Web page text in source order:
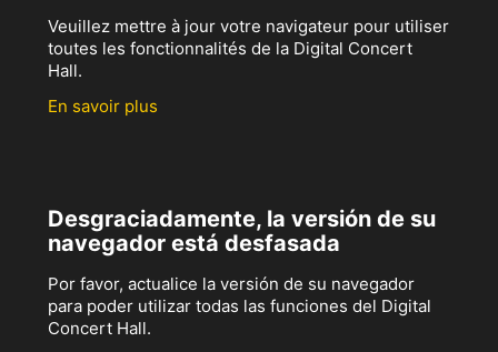
Veuillez mettre à jour votre navigateur pour utiliser
toutes les fonctionnalités de la Digital Concert
Hall.
En savoir plus
Desgraciadamente, la versión de su
navegador está desfasada
Por favor, actualice la versión de su navegador
para poder utilizar todas las funciones del Digital
Concert Hall.